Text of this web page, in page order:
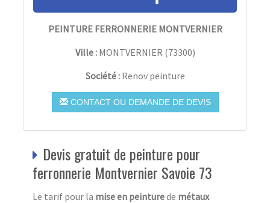
PEINTURE FERRONNERIE MONTVERNIER
Ville : MONTVERNIER (73300)
Société : Renov peinture
CONTACT OU DEMANDE DE DEVIS
Devis gratuit de peinture pour
ferronnerie Montvernier Savoie 73
Le tarif pour la mise en peinturede métaux